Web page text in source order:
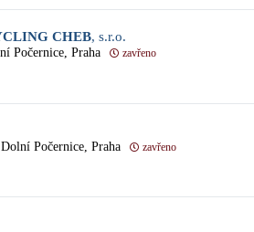
CHEB, s.r.o.
Počernice, Praha zavřeno
Počernice, Praha zavřeno